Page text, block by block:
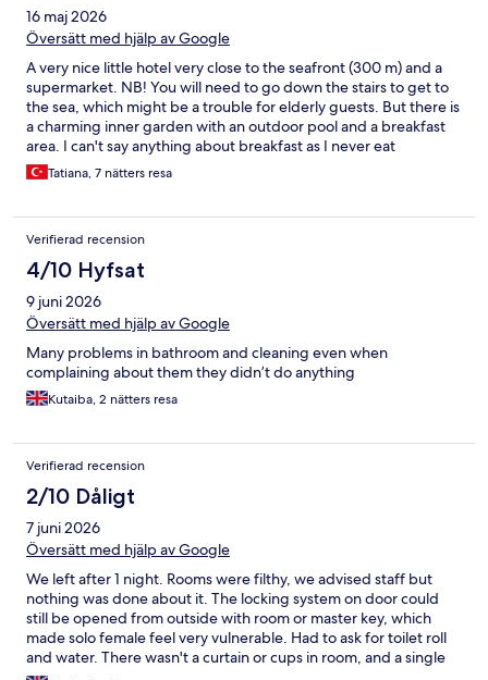
16 maj 2026
Översätt med hjälp av Google
A very nice little hotel very close to the seafront (300 m) and a
supermarket. NB! You will need to go down the stairs to get to
the sea, which might be a trouble for elderly guests. But there is
a charming inner garden with an outdoor pool and a breakfast
area. I can't say anything about breakfast as I never eat
breakfast, but the overall impression about this 3-star hotel is
great. I got a lot of help from the staff when I needed it. Thank
Tatiana, 7 nätters resa
Verifierad recension
4/10 Hyfsat
9 juni 2026
Översätt med hjälp av Google
Many problems in bathroom and cleaning even when
complaining about them they didn’t do anything
Kutaiba, 2 nätters resa
Verifierad recension
2/10 Dåligt
7 juni 2026
Översätt med hjälp av Google
We left after 1 night. Rooms were filthy, we advised staff but
nothing was done about it. The locking system on door could
still be opened from outside with room or master key, which
made solo female feel very vulnerable. Had to ask for toilet roll
and water. There wasn't a curtain or cups in room, and a single